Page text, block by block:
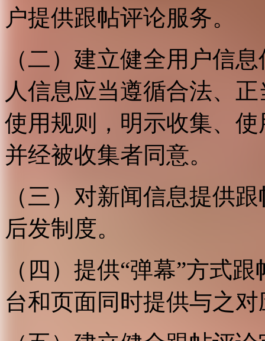
户提供跟帖评论服务。
（二）建立健全用户信
人信息应当遵循合法、
使用规则，明示收集、
并经被收集者同意。
（三）对新闻信息提供
后发制度。
（四）提供“弹幕”方式
台和页面同时提供与之